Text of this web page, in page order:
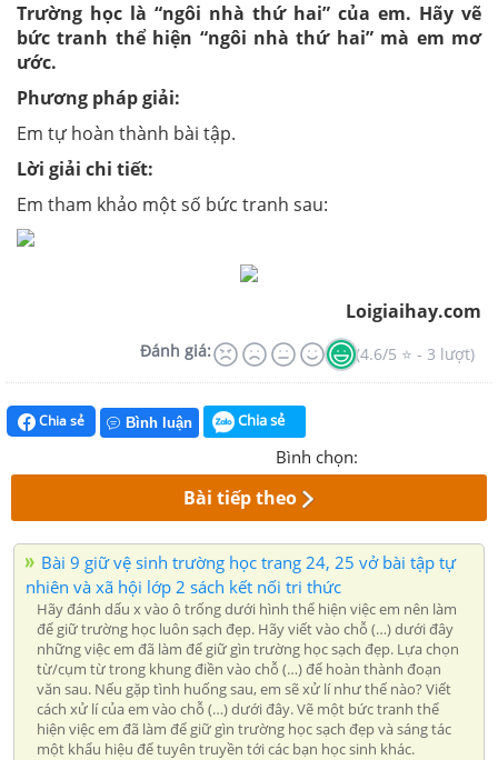
Trường học là “ngôi nhà thứ hai” của em. Hãy vẽ
bức tranh thể hiện “ngôi nhà thứ hai” mà em mơ
ước.
Phương pháp giải:
Em tự hoàn thành bài tập.
Lời giải chi tiết:
Em tham khảo một số bức tranh sau:
Loigiaihay.com
Đánh giá: (4.6/5 ⭐ - 3 lượt)
Chia sẻ Bình luận Chia sẻ
Bình chọn:
Bài tiếp theo
Bài 9 giữ vệ sinh trường học trang 24, 25 vở bài tập tự
nhiên và xã hội lớp 2 sách kết nối tri thức
Hãy đánh dấu x vào ô trống dưới hình thể hiện việc em nên làm
để giữ trường học luôn sạch đẹp. Hãy viết vào chỗ (…) dưới đây
những việc em đã làm để giữ gìn trường học sạch đẹp. Lựa chọn
từ/cụm từ trong khung điền vào chỗ (…) để hoàn thành đoạn
văn sau. Nếu gặp tình huống sau, em sẽ xử lí như thế nào? Viết
cách xử lí của em vào chỗ (…) dưới đây. Vẽ một bức tranh thể
hiện việc em đã làm để giữ gìn trường học sạch đẹp và sáng tác
một khẩu hiệu để tuyên truyền tới các bạn học sinh khác.